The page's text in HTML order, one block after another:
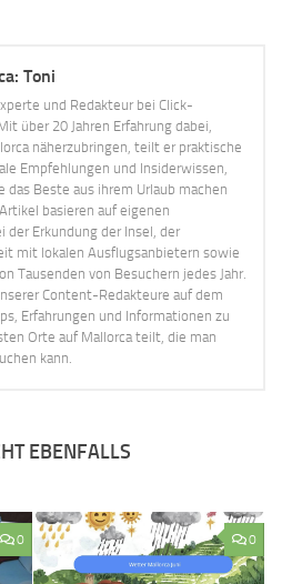
Toni
und Redakteur bei Click-
über 20 Jahren Erfahrung dabei,
näherzubringen, teilt er praktische
Empfehlungen und Insiderwissen,
das Beste aus ihrem Urlaub machen
basieren auf eigenen
der Erkundung der Insel, der
mit lokalen Ausflugsanbietern sowie
Tausenden von Besuchern jedes Jahr.
Content-Redakteure auf dem
Erfahrungen und Informationen zu
Orte auf Mallorca teilt, die man
kann.
EBENFALLS
0 0